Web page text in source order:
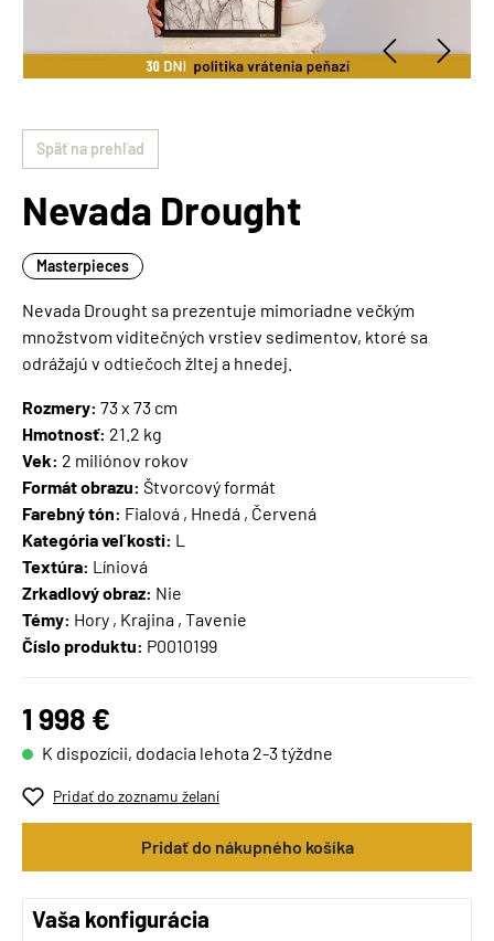
Späť na prehľad
Nevada Drought
Masterpieces
Nevada Drought sa prezentuje mimoriadne večkým
množstvom viditečných vrstiev sedimentov, ktoré sa
odrážajú v odtiečoch žltej a hnedej.
Rozmery: 73 x 73 cm
Hmotnosť: 21.2 kg
Vek: 2 miliónov rokov
Formát obrazu: Štvorcový formát
Farebný tón: Fialová , Hnedá , Červená
Kategória veľkosti: L
Textúra: Líniová
Zrkadlový obraz: Nie
Témy: Hory , Krajina , Tavenie
Číslo produktu: P0010199
1 998 €
K dispozícii, dodacia lehota 2-3 týždne
Pridať do zoznamu želaní
Pridať do nákupného košíka
Vaša konfigurácia